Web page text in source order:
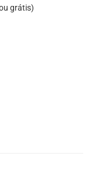
grátis)